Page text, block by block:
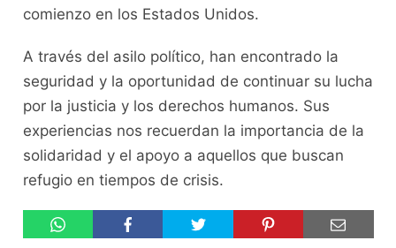
comienzo en los Estados Unidos.
A través del asilo político, han encontrado la
seguridad y la oportunidad de continuar su lucha
por la justicia y los derechos humanos. Sus
experiencias nos recuerdan la importancia de la
solidaridad y el apoyo a aquellos que buscan
refugio en tiempos de crisis.